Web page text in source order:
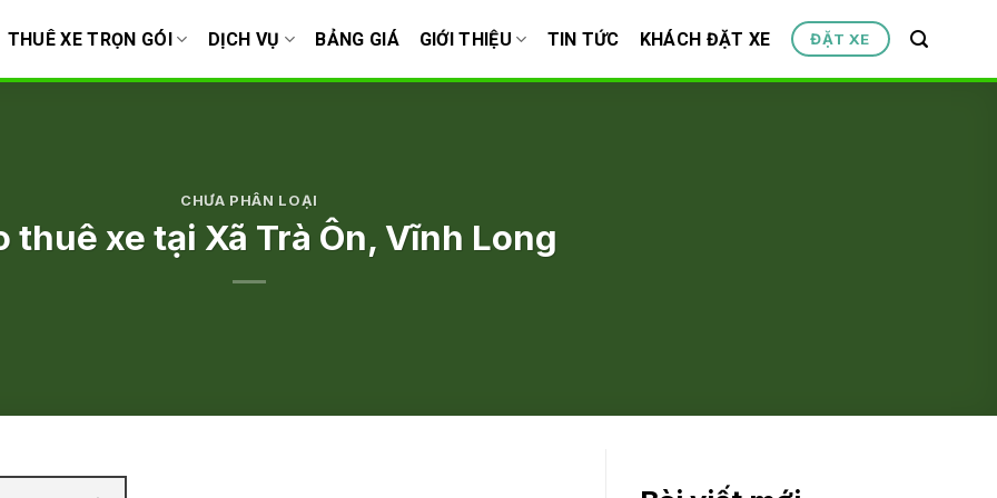
THUÊ XE TRỌN GÓI DỊCH VỤ BẢNG GIÁ GIỚI THIỆU TIN TỨC KHÁCH ĐẶT XE ĐẶT XE
CHƯA PHÂN LOẠI
thuê xe tại Xã Trà Ôn, Vĩnh Long